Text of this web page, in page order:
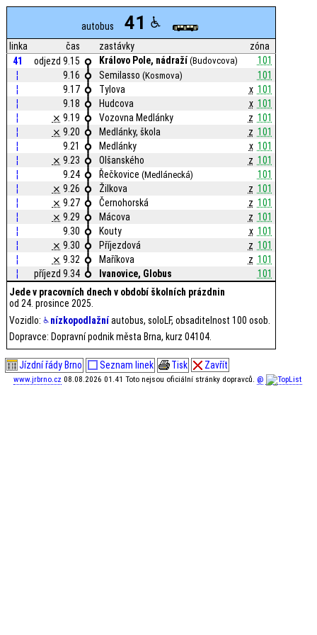
autobus 41
linka čas zastávky
zóna
41
odjezd 9.15 Královo Pole, nádraží (Budovcova)
101
¦
9.16 Semilasso(Kosmova)
101
¦
9.17 Tylova x 101
¦
9.18 Hudcova x 101
¦
⨯ 9.19 Vozovna Medlánky z 101
¦
⨯ 9.20 Medlánky, škola z 101
¦
9.21 Medlánky x 101
¦
⨯ 9.23 Olšanského z 101
¦
9.24 Řečkovice(Medlánecká)
101
¦
⨯ 9.26 Žilkova z 101
¦
⨯ 9.27 Černohorská z 101
¦
⨯ 9.29 Mácova z 101
¦
9.30 Kouty x 101
¦
⨯ 9.30 Příjezdová z 101
¦
⨯ 9.32 Maříkova z 101
¦
příjezd 9.34 Ivanovice, Globus
101
Jede v pracovních dnech v období školních prázdnin
od 24. prosince 2025.
Vozidlo: nízkopodlažníautobus, soloLF, obsaditelnost 100 osob.
Dopravce: Dopravní podnik města Brna, kurz 04104.
Jízdní řády Brno Seznam linek Tisk Zavřít
www.jrbrno.cz 08.08.2026 01.41 Toto nejsou oficiální stránky dopravců. @